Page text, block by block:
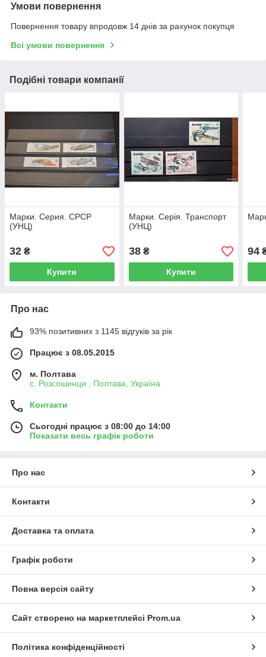
Умови повернення
Повернення товару впродовж 14 днів за рахунок покупця
Всі умови повернення
Подібні товари компанії
Марки. Серия. СРСР
(УНЦ)
32 ₴
Купити
Марки. Серія. Транспорт
(УНЦ)
38₴
Купити
94
Про нас
93% позитивних з 1145 відгуків за рік
Працює з 08.05.2015
м. Полтава
с. Розсошинци , Полтава, Україна
Контакти
Сьогодні працює з 08:00 до 14:00
Показати весь графік роботи
Про нас
Контакти
Доставка та оплата
Графік роботи
Повна версія сайту
Сайт створено на маркетплейсі Prom.ua
Політика конфіденційності